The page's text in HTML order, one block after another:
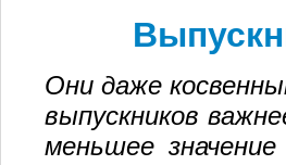
Они даже
выпускников
меньшее